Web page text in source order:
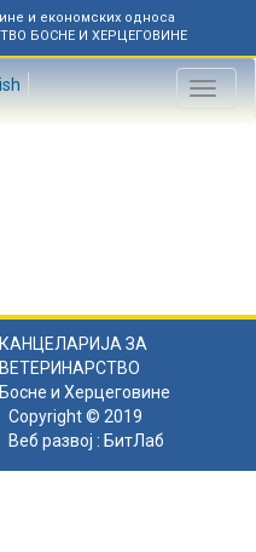
и економских односа
БОСНЕ И ХЕРЦЕГОВИНЕ
Toggle
КАНЦЕЛАРИЈА ЗА
ВЕТЕРИНАРСТВО
Босне и Херцеговине
Copyright © 2019
Веб развој : БитЛаб